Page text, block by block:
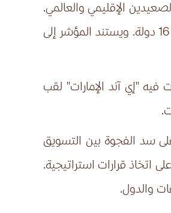
الإقليمي والعالمي.
وتعد هذه الدراسة البحثية الأولى من نوعها التي تصدرها "براند فاينانس"، إذ تعتمد على قياس التقييمات الخارجية لجهات العمل في 16 دولة. ويستند المؤشر إلى
والذي حصدت فيه "إي آند الإمارات" لقب
سد الفجوة بين التسويق
على اتخاذ قرارات استراتيجية.